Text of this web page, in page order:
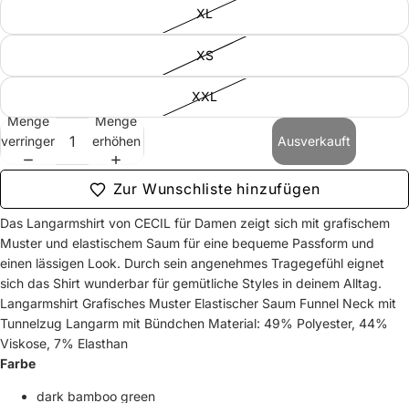
XL
XS
XXL
Menge
verringern
Menge
erhöhen
Ausverkauft
Zur Wunschliste hinzufügen
Das Langarmshirt von CECIL für Damen zeigt sich mit grafischem
Muster und elastischem Saum für eine bequeme Passform und
einen lässigen Look. Durch sein angenehmes Tragegefühl eignet
sich das Shirt wunderbar für gemütliche Styles in deinem Alltag.
Langarmshirt Grafisches Muster Elastischer Saum Funnel Neck mit
Tunnelzug Langarm mit Bündchen Material: 49% Polyester, 44%
Viskose, 7% Elasthan
Farbe
dark bamboo green